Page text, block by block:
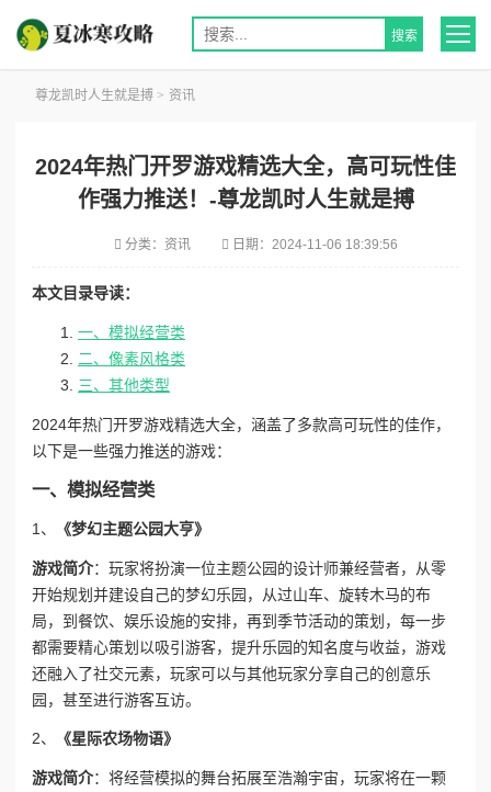
尊龙凯时人生就是搏 > 资讯
2024年热门开罗游戏精选大全，高可玩性佳
作强力推送！-尊龙凯时人生就是搏
分类： 资讯 日期： 2024-11-06 18:39:56
本文目录导读：
一、模拟经营类
二、像素风格类
三、其他类型
2024年热门开罗游戏精选大全，涵盖了多款高可玩性的佳作，
以下是一些强力推送的游戏：
一、模拟经营类
1、 《梦幻主题公园大亨》
游戏简介：玩家将扮演一位主题公园的设计师兼经营者，从零
开始规划并建设自己的梦幻乐园，从过山车、旋转木马的布
局，到餐饮、娱乐设施的安排，再到季节活动的策划，每一步
都需要精心策划以吸引游客，提升乐园的知名度与收益，游戏
还融入了社交元素，玩家可以与其他玩家分享自己的创意乐
园，甚至进行游客互访。
2、 《星际农场物语》
游戏简介：将经营模拟的舞台拓展至浩瀚宇宙，玩家将在一颗